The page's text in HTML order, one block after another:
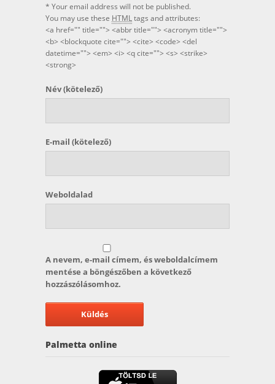
* Your email address will not be published.
You may use these HTMLtags and attributes:
<a href="" title=""> <abbr title=""> <acronym title="">
<b> <blockquote cite=""> <cite> <code> <del
datetime=""> <em> <i> <q cite=""> <s> <strike>
<strong>
Név(kötelező)
E-mail (kötelező)
Weboldalad
A nevem, e-mail címem, és weboldalcímem
mentése a böngészőben a következő
hozzászólásomhoz.
Palmetta online